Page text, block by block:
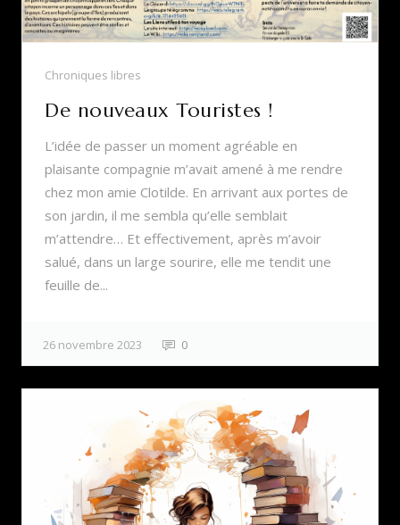
Chroniques libres
De nouveaux Touristes !
L’idée de passer un moment agréable en
plaisante compagnie m’avait amené à me rendre
chez mon amie Clotilde. En arrivant aux portes de
son jardin, il me sembla qu’elle semblait
m’attendre… Et effectivement, après m’avoir
salué, dans un large sourire, elle me tendit une
feuille de...
26 novembre 2023 0